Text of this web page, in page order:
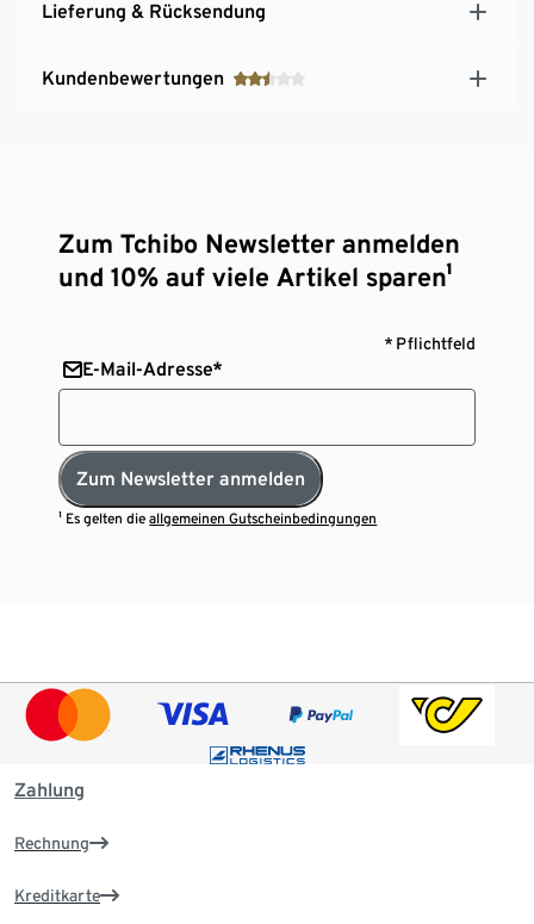
Lieferung & Rücksendung
Kundenbewertungen
Zum Tchibo Newsletter anmelden
und 10% auf viele Artikel sparen¹
* Pflichtfeld
E-Mail-Adresse*
Zum Newsletter anmelden
¹ Es gelten dieallgemeinen Gutscheinbedingungen
Zahlung
Rechnung
Kreditkarte